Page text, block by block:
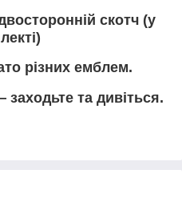
скотч (у
різних емблем.
та дивіться.